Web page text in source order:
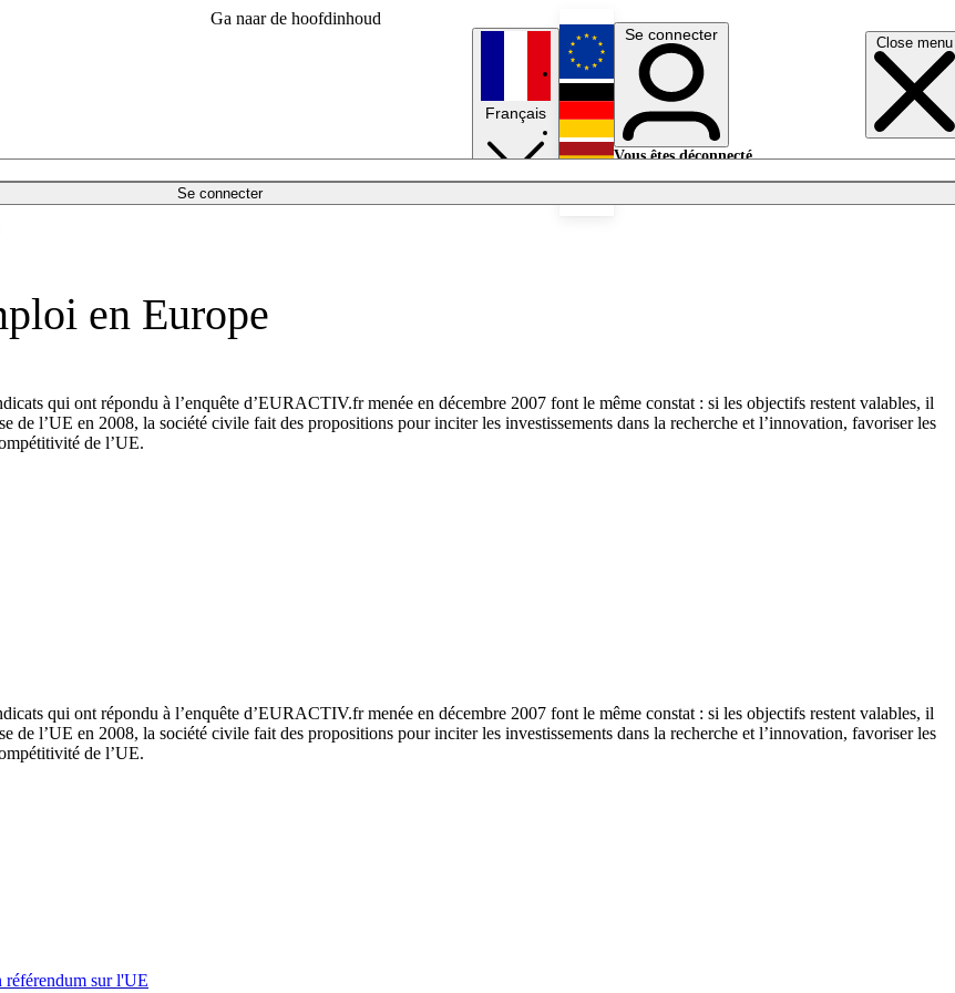
Ga naar de hoofdinhoud
Close menu
Se connecter
Français
English
Deutsch
Se connecter
Vous êtes déconnecté.
en Europe
qui ont répondu à l’enquête d’EURACTIV.fr menée en décembre 2007 font le même constat : si les objectifs restent valables, il
de l’UE en 2008, la société civile fait des propositions pour inciter les investissements dans la recherche et l’innovation, favoriser les
de l’UE.
qui ont répondu à l’enquête d’EURACTIV.fr menée en décembre 2007 font le même constat : si les objectifs restent valables, il
de l’UE en 2008, la société civile fait des propositions pour inciter les investissements dans la recherche et l’innovation, favoriser les
de l’UE.
référendum sur l'UE